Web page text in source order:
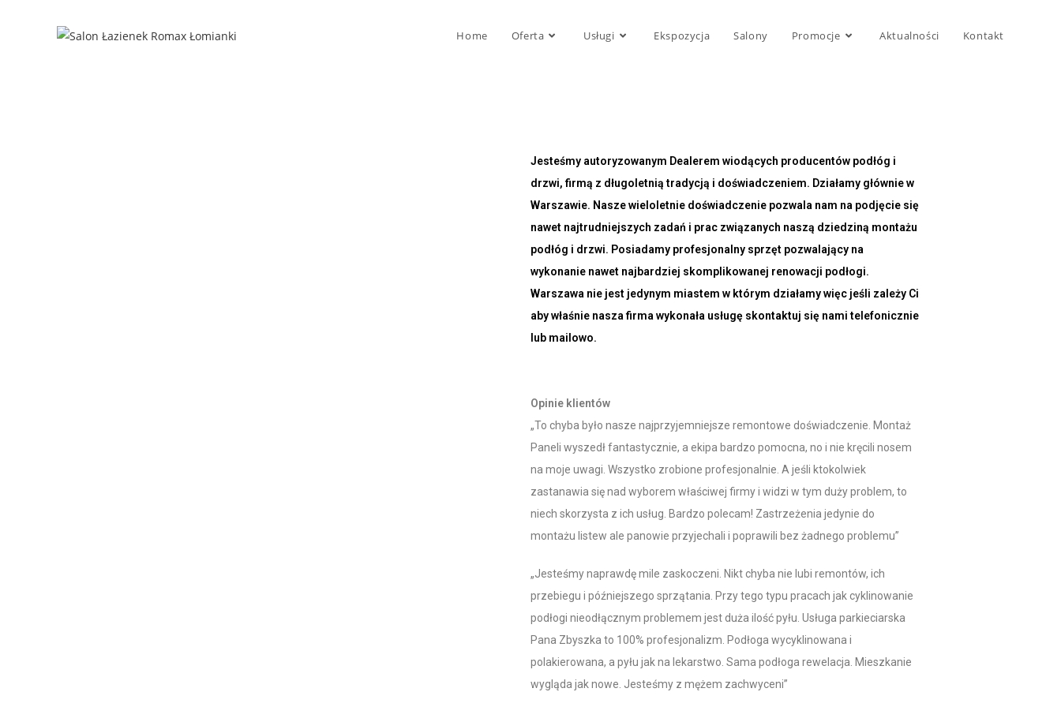
Home Oferta Usługi Ekspozycja Salony Promocje Aktualności Kontakt
Jesteśmy autoryzowanym Dealerem wiodących producentów podłóg i
drzwi, firmą z długoletnią tradycją i doświadczeniem. Działamy głównie w
Warszawie. Nasze wieloletnie doświadczenie pozwala nam na podjęcie się
nawet najtrudniejszych zadań i prac związanych naszą dziedziną montażu
podłóg i drzwi. Posiadamy profesjonalny sprzęt pozwalający na
wykonanie nawet najbardziej skomplikowanej renowacji podłogi.
Warszawa nie jest jedynym miastem w którym działamy więc jeśli zależy Ci
aby właśnie nasza firma wykonała usługę skontaktuj się nami telefonicznie
lub mailowo.
Opinie klientów
„To chyba było nasze najprzyjemniejsze remontowe doświadczenie. Montaż
Paneli wyszedł fantastycznie, a ekipa bardzo pomocna, no i nie kręcili nosem
na moje uwagi. Wszystko zrobione profesjonalnie. A jeśli ktokolwiek
zastanawia się nad wyborem właściwej firmy i widzi w tym duży problem, to
niech skorzysta z ich usług. Bardzo polecam! Zastrzeżenia jedynie do
montażu listew ale panowie przyjechali i poprawili bez żadnego problemu”
„Jesteśmy naprawdę mile zaskoczeni. Nikt chyba nie lubi remontów, ich
przebiegu i późniejszego sprzątania. Przy tego typu pracach jak cyklinowanie
podłogi nieodłącznym problemem jest duża ilość pyłu. Usługa parkieciarska
Pana Zbyszka to 100% profesjonalizm. Podłoga wycyklinowana i
polakierowana, a pyłu jak na lekarstwo. Sama podłoga rewelacja. Mieszkanie
wygląda jak nowe. Jesteśmy z mężem zachwyceni”